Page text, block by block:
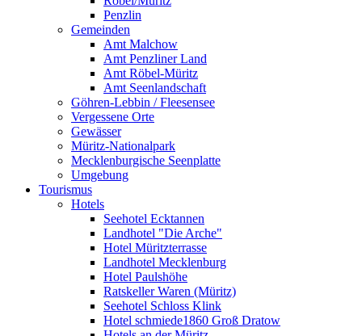
Penzlin
Gemeinden
Amt Malchow
Amt Penzliner Land
Amt Röbel-Müritz
Amt Seenlandschaft
Göhren-Lebbin / Fleesensee
Vergessene Orte
Gewässer
Müritz-Nationalpark
Mecklenburgische Seenplatte
Umgebung
Tourismus
Hotels
Seehotel Ecktannen
Landhotel "Die Arche"
Hotel Müritzterrasse
Landhotel Mecklenburg
Hotel Paulshöhe
Ratskeller Waren (Müritz)
Seehotel Schloss Klink
Hotel schmiede1860 Groß Dratow